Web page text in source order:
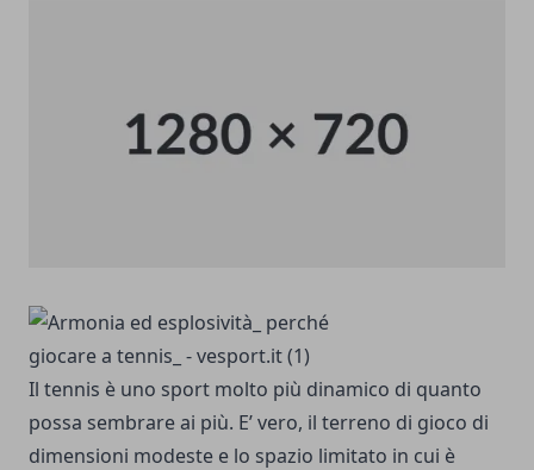
Il tennis è uno sport molto più dinamico di quanto
possa sembrare ai più. E’ vero, il terreno di gioco di
dimensioni modeste e lo spazio limitato in cui è